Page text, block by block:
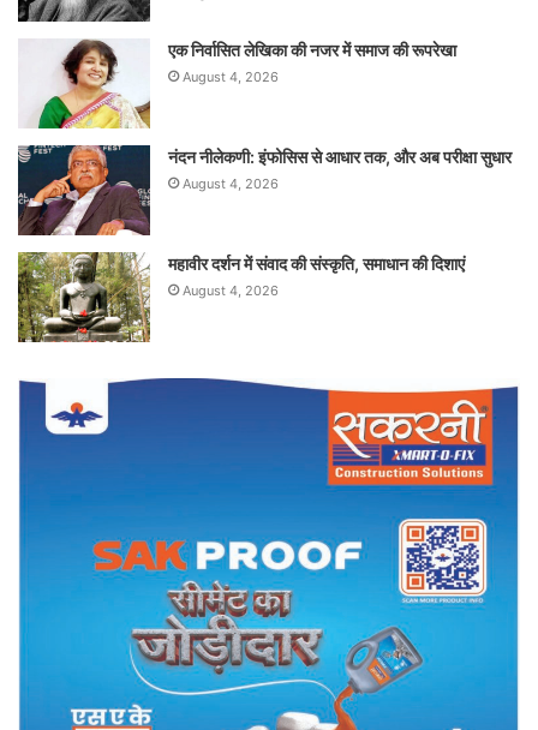
एक निर्वासित लेखिका की नजर में समाज की रूपरेखा
August 4, 2026
नंदन नीलेकणी: इंफोसिस से आधार तक, और अब परीक्षा सुधार
August 4, 2026
महावीर दर्शन में संवाद की संस्कृति, समाधान की दिशाएं
August 4, 2026